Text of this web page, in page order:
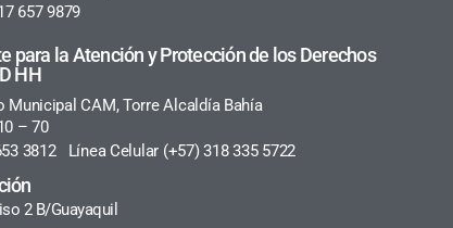
657 9879
para la Atención y Protección de los Derechos
HH
Municipal CAM, Torre Alcaldía Bahía
– 70
3812 Línea Celular (+57) 318 335 5722
2 B/Guayaquil